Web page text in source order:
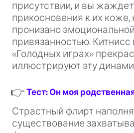
присутствии, и вы
прикосновения к их коже,
пронизано эмоциональной
привязанностью. Китнисс
«Голодных играх»
иллюстрируют эту
👉 Тест: Он моя
Страстный флирт
существование